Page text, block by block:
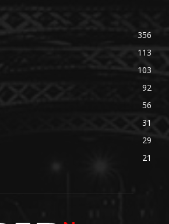
356
113
103
92
56
31
29
21